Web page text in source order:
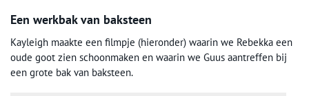
Een werkbak van baksteen
Kayleigh maakte een filmpje (hieronder) waarin we Rebekka een
oude goot zien schoonmaken en waarin we Guus aantreffen bij
een grote bak van baksteen.